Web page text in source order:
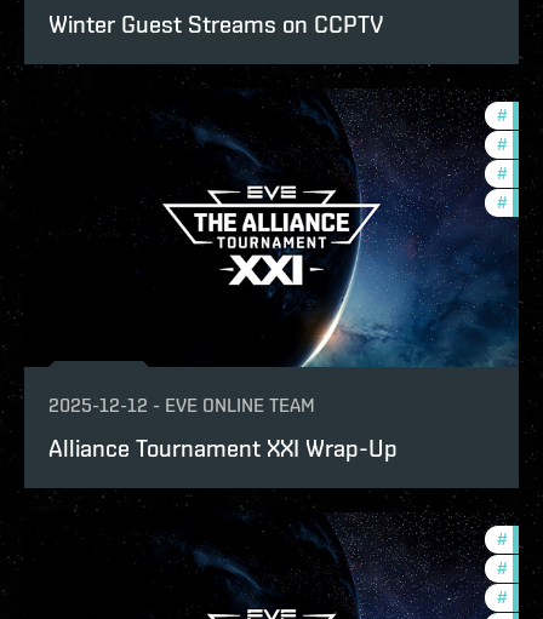
Winter Guest Streams on CCPTV
#
#
#
#
2025-12-12 - EVE ONLINE TEAM
Alliance Tournament XXI Wrap-Up
#
# pvp
#